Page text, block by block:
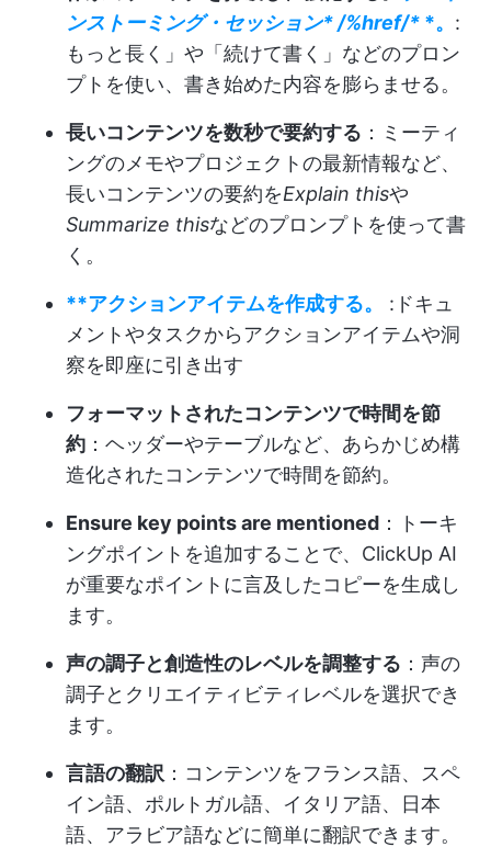
ンストーミング・セッション*/%href/* *。 :
もっと長く」や「続けて書く」などのプロン
プトを使い、書き始めた内容を膨らませる。
長いコンテンツを数秒で要約する ：ミーティ
ングのメモやプロジェクトの最新情報など、
長いコンテンツの要約をExplain thisや
Summarize thisなどのプロンプトを使って書
く。
**アクションアイテムを作成する。
:ドキュ
メントやタスクからアクションアイテムや洞
察を即座に引き出す
フォーマットされたコンテンツで時間を節
約 ：ヘッダーやテーブルなど、あらかじめ構
造化されたコンテンツで時間を節約。
Ensure key points are mentioned ：トーキ
ングポイントを追加することで、ClickUp AI
が重要なポイントに言及したコピーを生成し
ます。
声の調子と創造性のレベルを調整する ：声の
調子とクリエイティビティレベルを選択でき
ます。
言語の翻訳 ：コンテンツをフランス語、スペ
イン語、ポルトガル語、イタリア語、日本
語、アラビア語などに簡単に翻訳できます。